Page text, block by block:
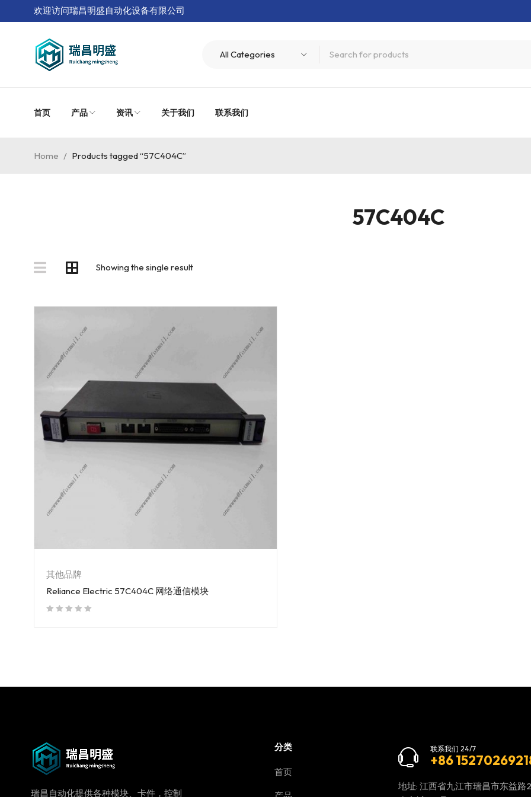
欢迎访问瑞昌明盛自动化设备有限公司
首页 产品 资讯 关于我们 联系我们
57C404C
Home / Products tagged “57C404C”
Showing the single result
其他品牌
Reliance Electric 57C404C 网络通信模块
瑞昌自动化提供各种模块、卡件，控制
分类
首页
联系我们 24/7
+86
地址: 江西省九江市瑞昌市东益路